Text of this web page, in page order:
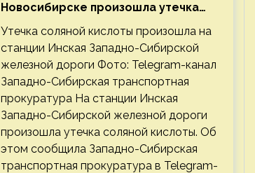
Новосибирске произошла утечка
соляной кислоты
Утечка соляной кислоты произошла на
станции Инская Западно-Сибирской
железной дороги Фото: Telegram-канал
Западно-Сибирская транспортная
прокуратура На станции Инская
Западно-Сибирской железной дороги
произошла утечка соляной кислоты. Об
этом сообщила Западно-Сибирская
транспортная прокуратура в Telegram-